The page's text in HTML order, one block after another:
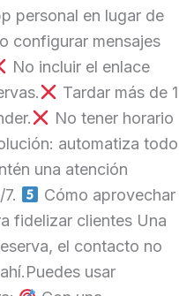
personal en lugar de
configurar mensajes
No incluir el enlace
Tardar más de 1
No tener horario
automatiza todo
una atención
Cómo aprovechar
fidelizar clientes Una
el contacto no
usar